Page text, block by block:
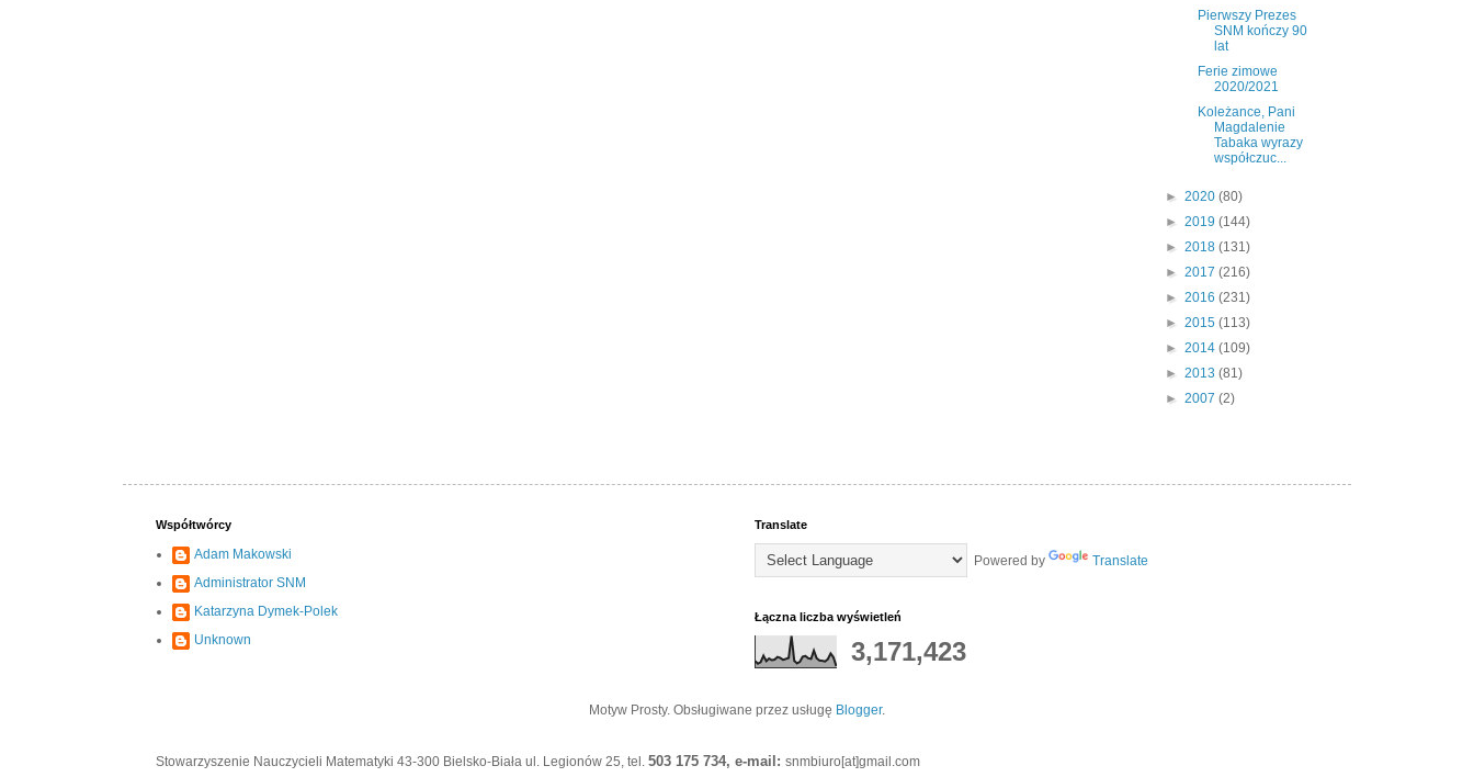
Pierwszy Prezes
SNM kończy 90
lat
Ferie zimowe
2020/2021
Koleżance, Pani
Magdalenie
Tabaka wyrazy
współczuc...
► 2020 (80)
► 2019 (144)
► 2018 (131)
► 2017 (216)
► 2016 (231)
► 2015 (113)
► 2014 (109)
► 2013 (81)
► 2007 (2)
Współtwórcy
Adam Makowski
Administrator SNM
Katarzyna Dymek-Polek
Unknown
Translate
Powered by Translate
Łączna liczba wyświetleń
3,171,423
Motyw Prosty. Obsługiwane przez usługę Blogger.
Stowarzyszenie Nauczycieli Matematyki 43-300 Bielsko-Biała ul. Legionów 25, tel. 503 175 734, e-mail: snmbiuro[at]gmail.com